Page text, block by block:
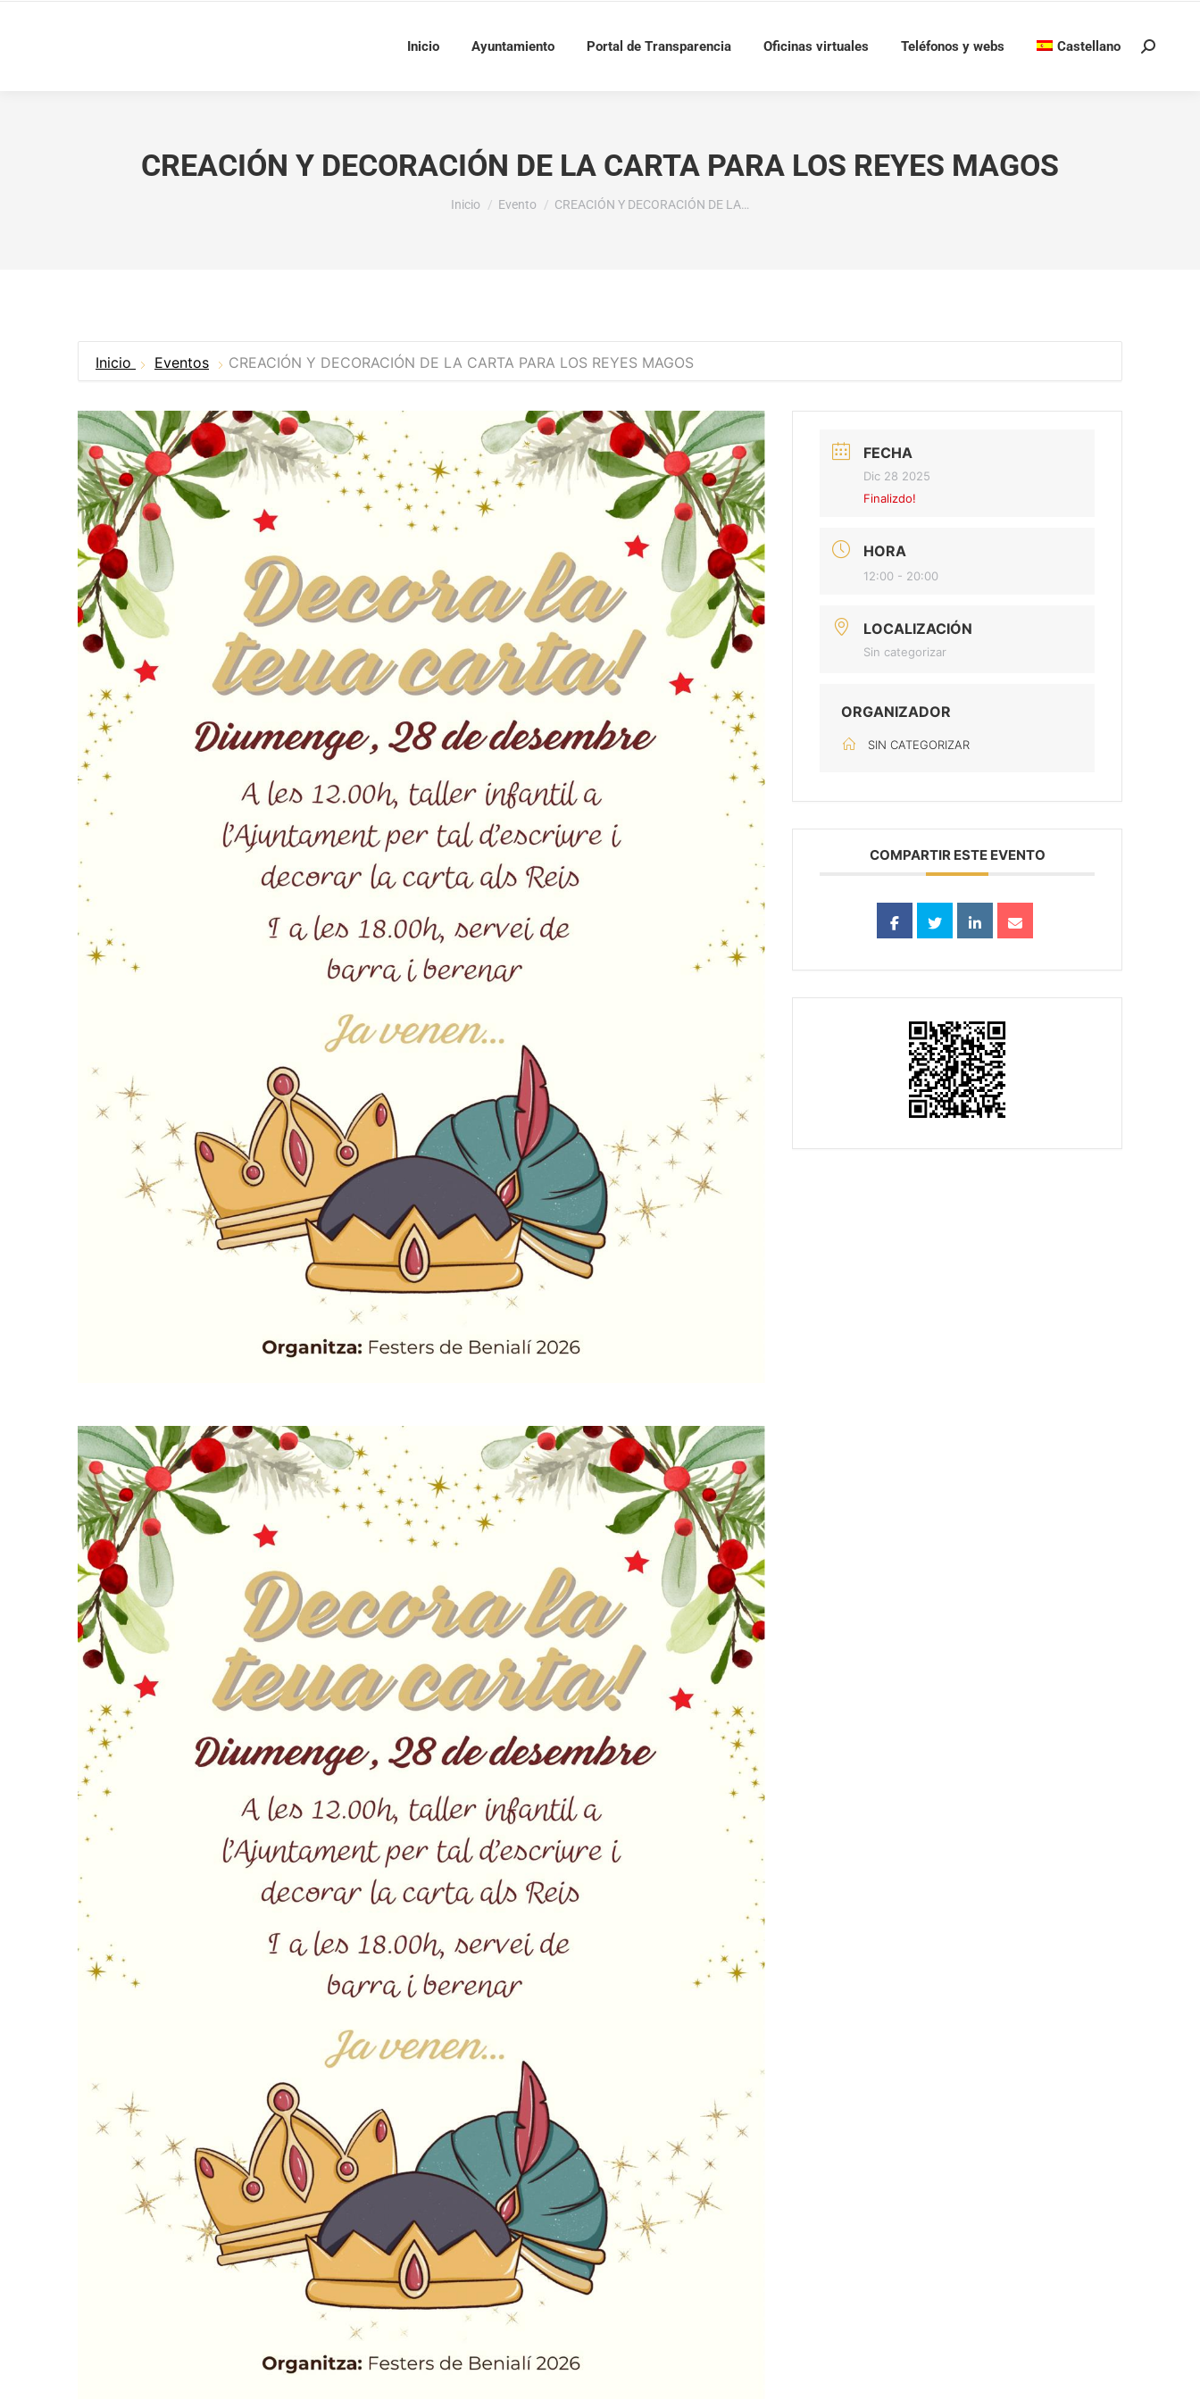
Inicio Ayuntamiento Portal de Transparencia Oficinas virtuales Teléfonos y webs Castellano Buscar:
CREACIÓN Y DECORACIÓN DE LA CARTA PARA LOS REYES MAGOS
Estás aquí:
Inicio Evento CREACIÓN Y DECORACIÓN DE LA…
Inicio Eventos CREACIÓN Y DECORACIÓN DE LA CARTA PARA LOS REYES MAGOS
FECHA
Dic 28 2025
Finalizdo!
HORA
12:00 - 20:00
LOCALIZACIÓN
Sin categorizar
ORGANIZADOR
SIN CATEGORIZAR
COMPARTIR ESTE EVENTO